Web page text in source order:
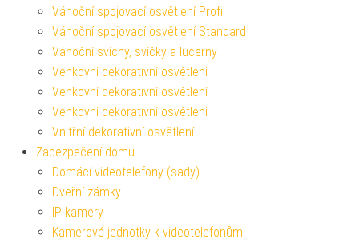
Vánoční spojovací osvětlení Profi
Vánoční spojovací osvětlení Standard
Vánoční svícny, svíčky a lucerny
Venkovní dekorativní osvětlení
Venkovní dekorativní osvětlení
Venkovní dekorativní osvětlení
Vnitřní dekorativní osvětlení
Zabezpečení domu
Domácí videotelefony (sady)
Dveřní zámky
IP kamery
Kamerové jednotky k videotelefonům